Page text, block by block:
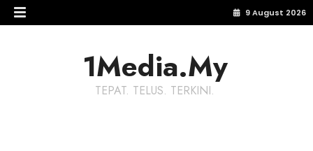
9 August 2026
1Media.My
TEPAT. TELUS. TERKINI.